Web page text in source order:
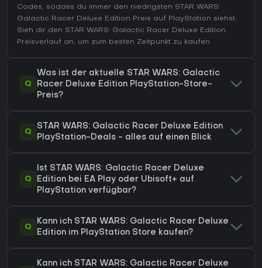
Codes, sodass du immer den niedrigsten STAR WARS:
Galactic Racer Deluxe Edition Preis auf PlayStation siehst.
Sieh dir den STAR WARS: Galactic Racer Deluxe Edition
Preisverlauf an, um zum besten Zeitpunkt zu kaufen.
Q
Was ist der aktuelle STAR WARS: Galactic
Racer Deluxe Edition PlayStation-Store-
Preis?
Q
STAR WARS: Galactic Racer Deluxe Edition
PlayStation-Deals - alles auf einen Blick
Q
Ist STAR WARS: Galactic Racer Deluxe
Edition bei EA Play oder Ubisoft+ auf
PlayStation verfügbar?
Q
Kann ich STAR WARS: Galactic Racer Deluxe
Edition im PlayStation Store kaufen?
Kann ich STAR WARS: Galactic Racer Deluxe